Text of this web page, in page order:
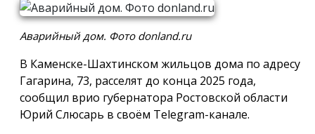
Аварийный дом. Фото donland.ru
В Каменске-Шахтинском жильцов дома по адресу
Гагарина, 73, расселят до конца 2025 года,
сообщил врио губернатора Ростовской области
Юрий Слюсарь в своём Telegram-канале.